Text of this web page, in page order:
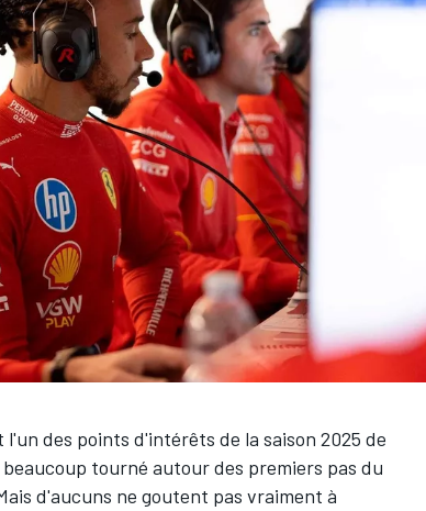
l'un des points d'intérêts de la saison 2025 de
tourné autour des premiers pas du
d'aucuns ne goutent pas vraiment à